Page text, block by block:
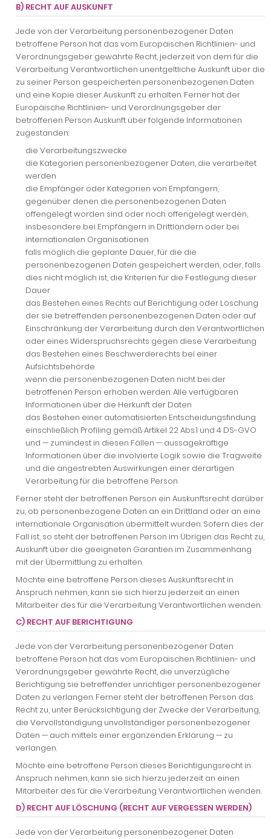
B) RECHT AUF AUSKUNFT
Jede von der Verarbeitung personenbezogener Daten
betroffene Person hat das vom Europäischen Richtlinien- und
Verordnungsgeber gewährte Recht, jederzeit von dem für die
Verarbeitung Verantwortlichen unentgeltliche Auskunft über die
zu seiner Person gespeicherten personenbezogenen Daten
und eine Kopie dieser Auskunft zu erhalten. Ferner hat der
Europäische Richtlinien- und Verordnungsgeber der
betroffenen Person Auskunft über folgende Informationen
zugestanden:
die Verarbeitungszwecke
die Kategorien personenbezogener Daten, die verarbeitet
werden
die Empfänger oder Kategorien von Empfängern,
gegenüber denen die personenbezogenen Daten
offengelegt worden sind oder noch offengelegt werden,
insbesondere bei Empfängern in Drittländern oder bei
internationalen Organisationen
falls möglich die geplante Dauer, für die die
personenbezogenen Daten gespeichert werden, oder, falls
dies nicht möglich ist, die Kriterien für die Festlegung dieser
Dauer
das Bestehen eines Rechts auf Berichtigung oder Löschung
der sie betreffenden personenbezogenen Daten oder auf
Einschränkung der Verarbeitung durch den Verantwortlichen
oder eines Widerspruchsrechts gegen diese Verarbeitung
das Bestehen eines Beschwerderechts bei einer
Aufsichtsbehörde
wenn die personenbezogenen Daten nicht bei der
betroffenen Person erhoben werden: Alle verfügbaren
Informationen über die Herkunft der Daten
das Bestehen einer automatisierten Entscheidungsfindung
einschließlich Profiling gemäß Artikel 22 Abs.1 und 4 DS-GVO
und — zumindest in diesen Fällen — aussagekräftige
Informationen über die involvierte Logik sowie die Tragweite
und die angestrebten Auswirkungen einer derartigen
Verarbeitung für die betroffene Person
Ferner steht der betroffenen Person ein Auskunftsrecht darüber
zu, ob personenbezogene Daten an ein Drittland oder an eine
internationale Organisation übermittelt wurden. Sofern dies der
Fall ist, so steht der betroffenen Person im Übrigen das Recht zu,
Auskunft über die geeigneten Garantien im Zusammenhang
mit der Übermittlung zu erhalten.
Möchte eine betroffene Person dieses Auskunftsrecht in
Anspruch nehmen, kann sie sich hierzu jederzeit an einen
Mitarbeiter des für die Verarbeitung Verantwortlichen wenden.
C) RECHT AUF BERICHTIGUNG
Jede von der Verarbeitung personenbezogener Daten
betroffene Person hat das vom Europäischen Richtlinien- und
Verordnungsgeber gewährte Recht, die unverzügliche
Berichtigung sie betreffender unrichtiger personenbezogener
Daten zu verlangen. Ferner steht der betroffenen Person das
Recht zu, unter Berücksichtigung der Zwecke der Verarbeitung,
die Vervollständigung unvollständiger personenbezogener
Daten — auch mittels einer ergänzenden Erklärung — zu
verlangen.
Möchte eine betroffene Person dieses Berichtigungsrecht in
Anspruch nehmen, kann sie sich hierzu jederzeit an einen
Mitarbeiter des für die Verarbeitung Verantwortlichen wenden.
D) RECHT AUF LÖSCHUNG (RECHT AUF VERGESSEN WERDEN)
Jede von der Verarbeitung personenbezogener Daten